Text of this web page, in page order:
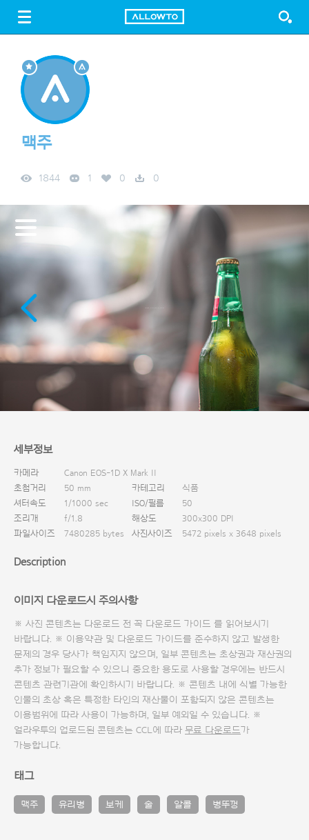
FREE DOWNLOAD
맥주
1844 1 0 0
세부정보
카메라
Canon EOS-1D X Mark II
초첨거리
50 mm 카테고리
식품
셔터속도
1/1000 sec ISO/필름
50
조리개
f/1.8 해상도
300x300 DPI
파일사이즈
7480285 bytes 사진사이즈 5472 pixels x 3648 pixels
Description
이미지 다운로드시 주의사항
※ 사진 콘텐츠는 다운로드 전 꼭 다운로드 가이드 를 읽어보시기
바랍니다. ※ 이용약관 및 다운로드 가이드를 준수하지 않고 발생한
문제의 경우 당사가 책임지지 않으며, 일부 콘텐츠는 초상권과 재산권의
추가 정보가 필요할 수 있으니 중요한 용도로 사용할 경우에는 반드시
콘텐츠 관련기관에 확인하시기 바랍니다. ※ 콘텐츠 내에 식별 가능한
인물의 초상 혹은 특정한 타인의 재산물이 포함되지 않은 콘텐츠는
이용범위에 따라 사용이 가능하며, 일부 예외일 수 있습니다. ※
얼라우투의 업로드된 콘텐츠는 CCL에 따라 무료 다운로드가
가능합니다.
태그
맥주 유리병 보케 술 알콜 병뚜껑